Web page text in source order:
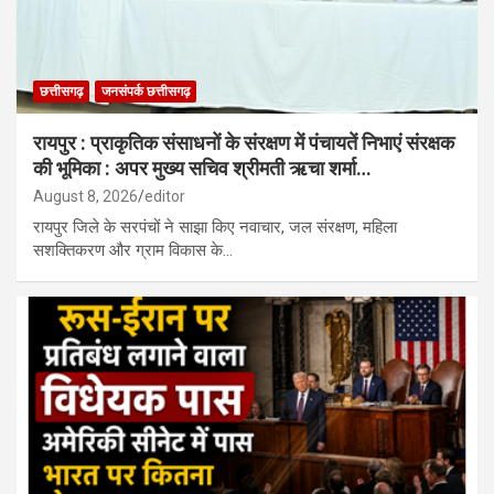
छत्तीसगढ़ जनसंपर्क छत्तीसगढ़
रायपुर : प्राकृतिक संसाधनों के संरक्षण में पंचायतें निभाएं संरक्षक
की भूमिका : अपर मुख्य सचिव श्रीमती ऋचा शर्मा…
August 8, 2026 editor
रायपुर जिले के सरपंचों ने साझा किए नवाचार, जल संरक्षण, महिला
सशक्तिकरण और ग्राम विकास के…